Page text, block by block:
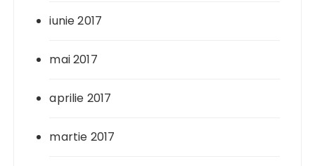
iunie 2017
mai 2017
aprilie 2017
martie 2017